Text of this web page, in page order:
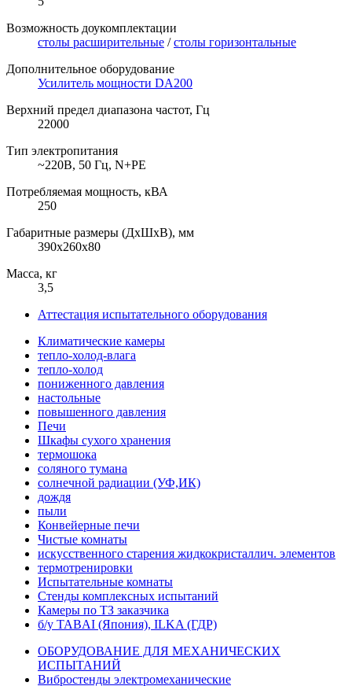
Возможность доукомплектации
столы расширительные /столы горизонтальные
Дополнительное оборудование
Усилитель мощности DA200
Верхний предел диапазона частот, Гц
22000
Тип электропитания
~220В, 50 Гц, N+PE
Потребляемая мощность, кВА
250
Габаритные размеры (ДхШхВ), мм
390x260x80
Масса, кг
3,5
Аттестация испытательного оборудования
Климатические камеры
тепло-холод-влага
тепло-холод
пониженного давления
настольные
повышенного давления
Печи
Шкафы сухого хранения
термошока
соляного тумана
солнечной радиации (УФ,ИК)
дождя
пыли
Конвейерные печи
Чистые комнаты
искусственного старения жидкокристаллич. элементов
термотренировки
Испытательные комнаты
Стенды комплексных испытаний
Камеры по ТЗ заказчика
б/у TABAI (Япония), ILKA (ГДР)
ОБОРУДОВАНИЕ ДЛЯ МЕХАНИЧЕСКИХ
ИСПЫТАНИЙ
Вибростенды электромеханические